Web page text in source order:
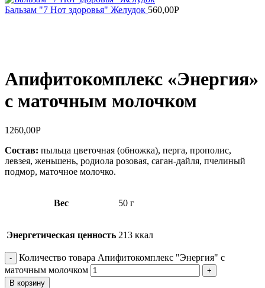
Бальзам "7 Нот здоровья" Желудок 560,00Р
Апифитокомплекс «Энергия»
с маточным молочком
1260,00Р
Состав: пыльца цветочная (обножка), перга, прополис,
левзея, женьшень, родиола розовая, саган-дайля, пчелиный
подмор, маточное молочко.
Вес 50 г
Энергетическая ценность 213 ккал
Количество товара Апифитокомплекс "Энергия" с
маточным молочком
В корзину